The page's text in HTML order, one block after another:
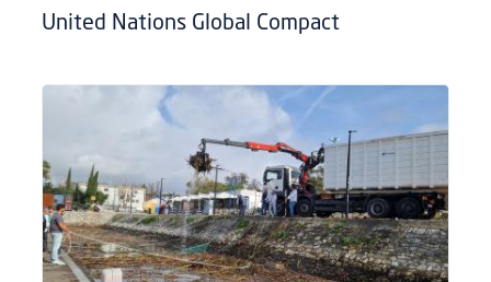
United Nations Global Compact